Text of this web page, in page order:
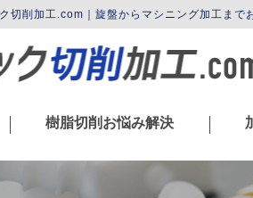
切削加工.com｜旋盤からマシニング加工まで
樹脂切削お悩み解決